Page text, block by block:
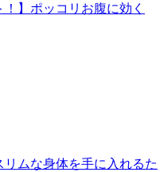
！】ポッコリお腹に効く
リムな身体を手に入れるた